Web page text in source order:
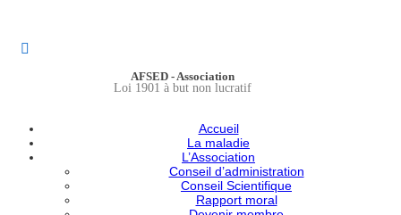
AFSED - Association
Loi 1901 à but non lucratif
Accueil
La maladie
L’Association
Conseil d’administration
Conseil Scientifique
Rapport moral